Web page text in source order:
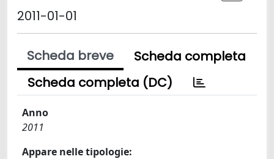
2011-01-01
Scheda breve
Scheda completa
Scheda completa (DC)
Anno
2011
Appare nelle tipologie: